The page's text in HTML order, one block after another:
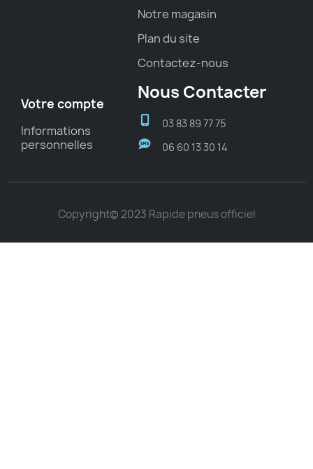
Notre magasin
Plan du site
Contactez-nous
Votre compte
Informations
personnelles
Nous Contacter
03 83 89 77 75
06 60 13 30 14
Copyright© 2023 Rapide pneus officiel